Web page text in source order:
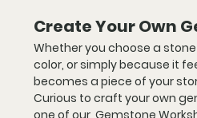
Create Your Own
Whether you choose a
color, or simply because it
becomes a piece of your
Curious to craft your own